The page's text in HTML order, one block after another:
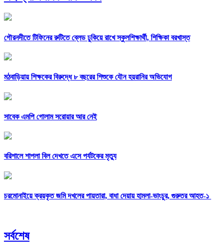
গৌরনদীতে টিফিনের রুটিতে ব্লেড ঢুকিয়ে রাখে স্কুলশিক্ষার্থী, শিক্ষিকা বরখাস্ত
মঠবাড়িয়ায় শিক্ষকের বিরুদ্ধে ৮ বছরের শিশুকে যৌন হয়রানির অভিযোগ
সাবেক এমপি গোলাম সরোয়ার আর নেই
বরিশালে শাপলা বিল দেখতে এসে পর্যটকের মৃত্যু
চরমোনাইয়ে ক্রয়কৃত জমি দখলের পায়তারা, বাধা দেয়ায় হামলা-ভাংচুর, গুরুতর আহত-১
সর্বশেষ